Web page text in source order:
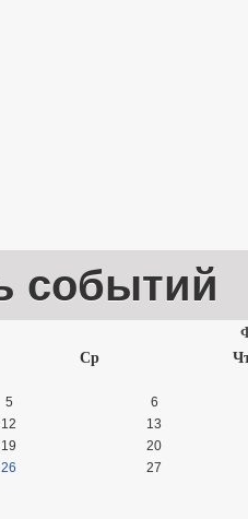
событий
Ср
5
6
12
13
19
20
26 27